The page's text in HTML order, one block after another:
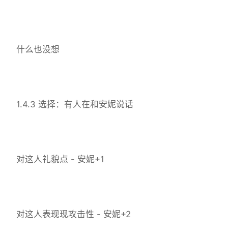
什么也没想
1.4.3 选择：有人在和安妮说话
对这人礼貌点 - 安妮+1
对这人表现现攻击性 - 安妮+2